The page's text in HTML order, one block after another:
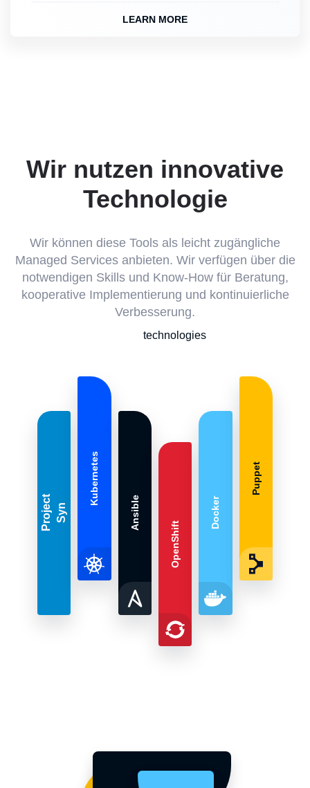
LEARN MORE
Wir nutzen innovative
Technologie
Wir können diese Tools als leicht zugängliche
Managed Services anbieten. Wir verfügen über die
notwendigen Skills und Know-How für Beratung,
kooperative Implementierung und kontinuierliche
Verbesserung.
Kubernetes
Ansible
OpenShift
Docker
Puppet